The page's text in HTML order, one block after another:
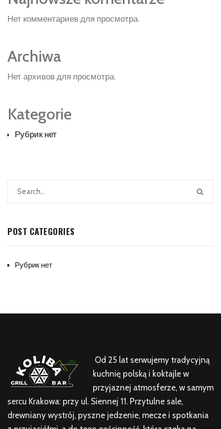
Нет комментариев для просмотра.
Archiwa
Нет архивов для просмотра.
Kategorie
Рубрик нет
POST CATEGORIES
Рубрик нет
Od 25 lat serwujemy tradycyjną
kuchnię polską i koktajle w
przyjaznej atmosferze, w samym
sercu Krakowa: przy ul. Siennej 11. Przytulne sale,
drewniany wystrój, pyszne jedzenie, mecze i spotkania